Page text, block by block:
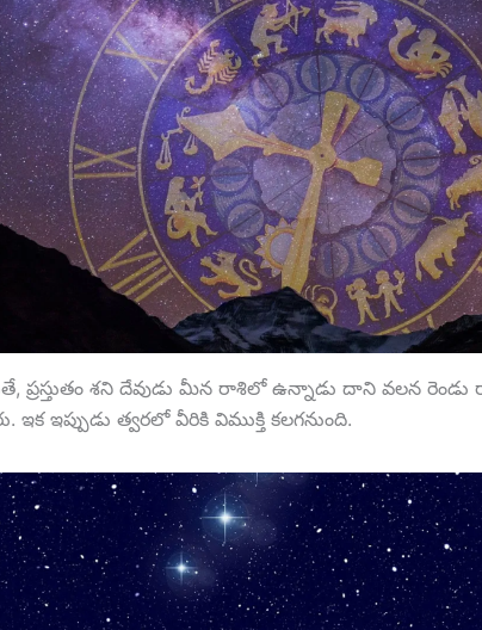
ప్రస్తుతం శని దేవుడు మీన రాశిలో ఉన్నాడు దాని వలన రెండు
ఇక ఇప్పుడు త్వరలో వీరికి విముక్తి కలగనుంది.